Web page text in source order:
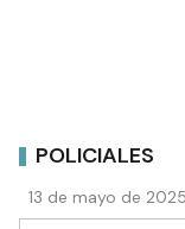
POLICIALES
13 de mayo de